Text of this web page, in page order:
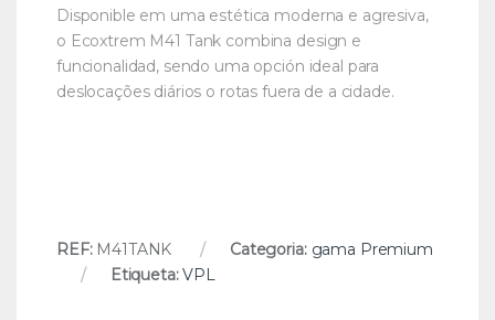
Disponible em uma estética moderna e agresiva,
o Ecoxtrem M41 Tank combina design e
funcionalidad, sendo uma opción ideal para
deslocações diários o rotas fuera de a cidade.
REF: M41TANK Categoria: gama Premium
Etiqueta:VPL